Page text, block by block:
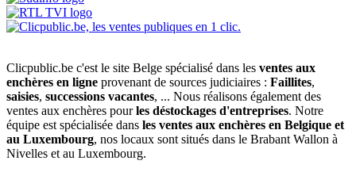
Clicpublic.be c'est le site Belge spécialisé dans les ventes aux
enchères en ligne provenant de sources judiciaires : Faillites,
saisies, successions vacantes, ... Nous réalisons également des
ventes aux enchères pourles déstockages d'entreprises. Notre
équipe est spécialisée dans les ventes aux enchères en Belgique et
au Luxembourg, nos locaux sont situés dans le Brabant Wallon à
Nivelles et au Luxembourg.